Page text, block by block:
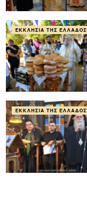
ΕΚΚΛΗΣΊΑ ΤΗΣ ΕΛΛΆΔΟΣ
ΕΚΚΛΗΣΊΑ ΤΗΣ ΕΛΛΆΔΟΣ